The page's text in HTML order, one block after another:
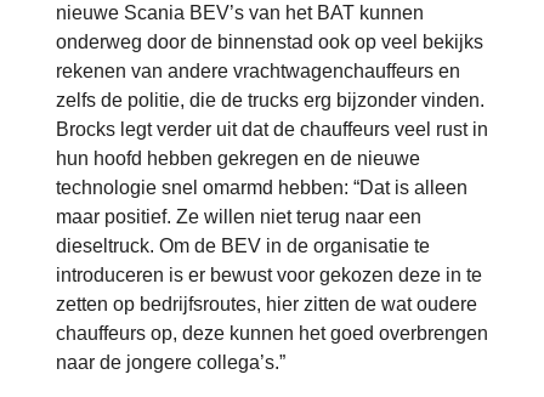
nieuwe Scania BEV’s van het BAT kunnen
onderweg door de binnenstad ook op veel bekijks
rekenen van andere vrachtwagenchauffeurs en
zelfs de politie, die de trucks erg bijzonder vinden.
Brocks legt verder uit dat de chauffeurs veel rust in
hun hoofd hebben gekregen en de nieuwe
technologie snel omarmd hebben: “Dat is alleen
maar positief. Ze willen niet terug naar een
dieseltruck. Om de BEV in de organisatie te
introduceren is er bewust voor gekozen deze in te
zetten op bedrijfsroutes, hier zitten de wat oudere
chauffeurs op, deze kunnen het goed overbrengen
naar de jongere collega’s.”